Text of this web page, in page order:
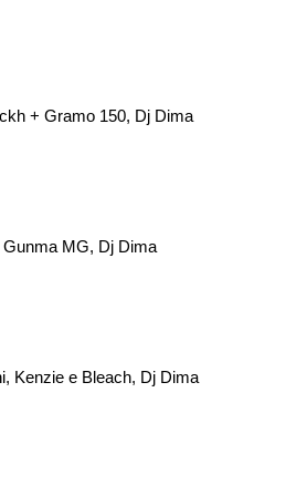
+ Gramo 150, Dj Dima
MG, Dj Dima
Kenzie e Bleach, Dj Dima